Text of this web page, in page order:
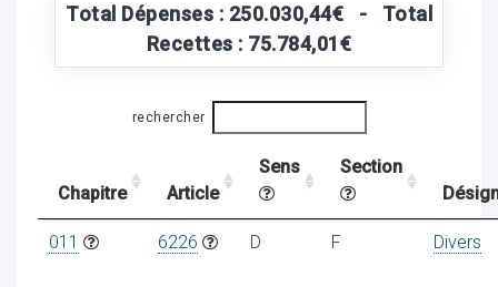
Total Dépenses : 250.030,44€ - Total
Recettes : 75.784,01€
rechercher
Chapitre Article
Sens
Section
011 6226 D F Divers